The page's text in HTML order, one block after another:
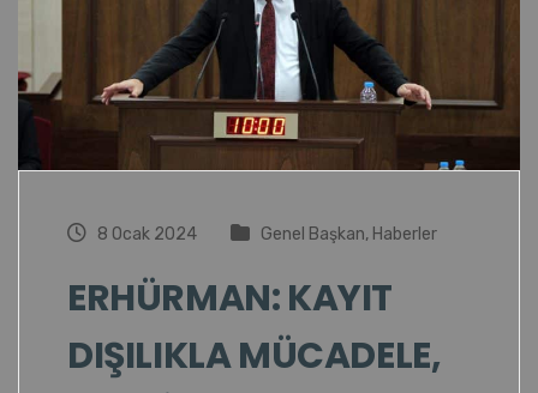
8 Ocak 2024 Genel Başkan, Haberler
ERHÜRMAN: KAYIT
DIŞILIKLA MÜCADELE,